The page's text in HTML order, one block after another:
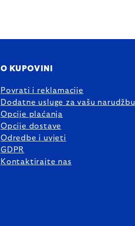
O KUPOVINI
Povrati i reklamacije
Dodatne usluge za vašu narudžbu
Opcije plaćanja
Opcije dostave
Odredbe i uvjeti
GDPR
Kontaktirajte nas